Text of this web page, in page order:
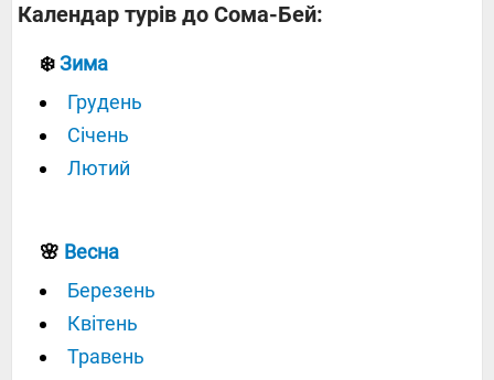
Календар турів до Сома-Бей:
❄️Зима
Грудень
Січень
Лютий
🌸 Весна
Березень
Квітень
Травень